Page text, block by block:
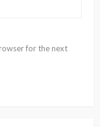
for the next